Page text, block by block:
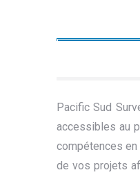
Pacific Sud
accessibles au
compétences en
de vos projets